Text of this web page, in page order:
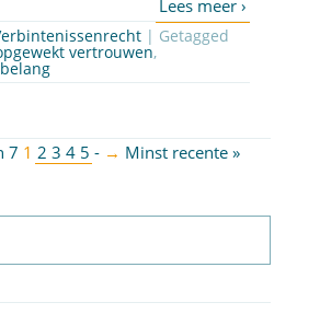
| Getagged
vertrouwen,
7 1 2 3 4 5 - → Minst recente »